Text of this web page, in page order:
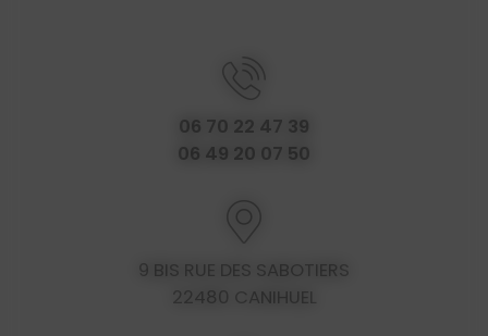
06 70 22 47 39
06 49 20 07 50
9 BIS RUE DES SABOTIERS
22480 CANIHUEL